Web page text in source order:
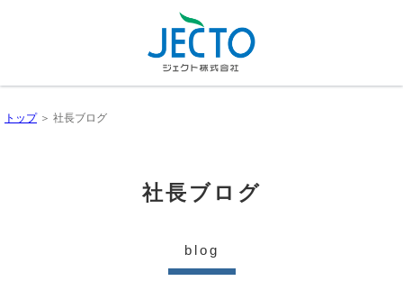
トップ＞ 社長ブログ
社長ブログ
blog